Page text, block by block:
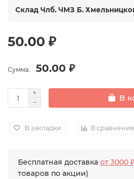
Склад Члб. ЧМЗ Б.
50.00 ₽
Сумма: 50.00 ₽
В
В закладки В сравнение
Бесплатная доставка от 3000 ₽
товаров по акции)